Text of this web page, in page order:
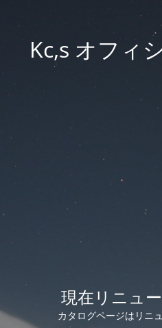
Kc,s オフィ
現在リニュ
カタログページはリニ